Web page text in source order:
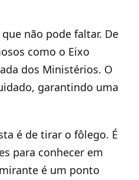
não pode faltar. De
como o Eixo
dos Ministérios. O
garantindo uma
é de tirar o fôlego. É
para conhecer em
é um ponto